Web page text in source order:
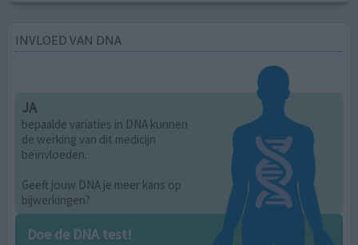
INVLOED VAN DNA
JA
bepaalde variaties in DNA kunnen
de werking van dit medicijn
beïnvloeden.
Geeft jouw DNA je meer kans op
bijwerkingen?
Doe de DNA test!